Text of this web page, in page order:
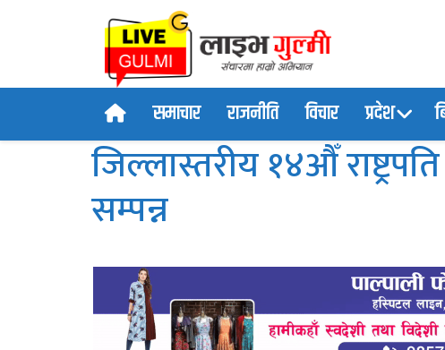
समाचार राजनीति विचार प्रदेश
जिल्लास्तरीय १४औँ
सम्पन्न